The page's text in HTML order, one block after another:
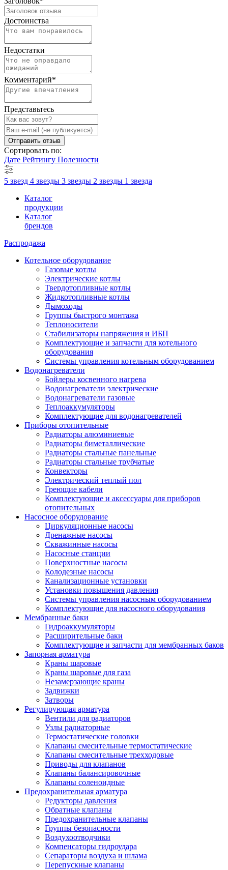
Достоинства
Недостатки
Комментарий*
Представьтесь
Отправить отзыв
Сортировать по:
Дате Рейтингу Полезности
5 звезд 4 звезды 3 звезды 2 звезды 1 звезда
Каталог
продукции
Каталог
брендов
Распродажа
Котельное оборудование
Газовые котлы
Электрические котлы
Твердотопливные котлы
Жидкотопливные котлы
Дымоходы
Группы быстрого монтажа
Теплоносители
Стабилизаторы напряжения и ИБП
Комплектующие и запчасти для котельного
оборудования
Системы управления котельным оборудованием
Водонагреватели
Бойлеры косвенного нагрева
Водонагреватели электрические
Водонагреватели газовые
Теплоаккумуляторы
Комплектующие для водонагревателей
Приборы отопительные
Радиаторы алюминиевые
Радиаторы биметаллические
Радиаторы стальные панельные
Радиаторы стальные трубчатые
Конвекторы
Электрический теплый пол
Греющие кабели
Комплектующие и аксессуары для приборов
отопительных
Насосное оборудование
Циркуляционные насосы
Дренажные насосы
Скважинные насосы
Насосные станции
Поверхностные насосы
Колодезные насосы
Канализационные установки
Установки повышения давления
Системы управления насосным оборудованием
Комплектующие для насосного оборудования
Мембранные баки
Гидроаккумуляторы
Расширительные баки
Комплектующие и запчасти для мембранных баков
Запорная арматура
Краны шаровые
Краны шаровые для газа
Незамерзающие краны
Задвижки
Затворы
Регулирующая арматура
Вентили для радиаторов
Узлы радиаторные
Термостатические головки
Клапаны смесительные термостатические
Клапаны смесительные трехходовые
Приводы для клапанов
Клапаны балансировочные
Клапаны соленоидные
Предохранительная арматура
Редукторы давления
Обратные клапаны
Предохранительные клапаны
Группы безопасности
Воздухоотводчики
Компенсаторы гидроудара
Сепараторы воздуха и шлама
Перепускные клапаны